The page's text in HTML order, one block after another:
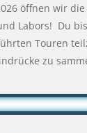
öffnen wir
Labors! Du
Touren
zu